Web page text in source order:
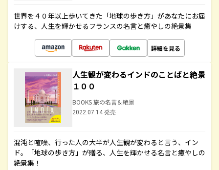
世界を４０年以上歩いてきた「地球の歩き方」があなたにお届
けする、人生を輝かせるフランスの名言と癒やしの絶景集
詳細を見る
人生観が変わるインドのことばと絶景
１００
BOOKS 旅の名言＆絶景
2022.07.14 発売
混沌と喧噪、行った人の大半が人生観が変わると言う、イン
ド。「地球の歩き方」が贈る、人生を輝かせる名言と癒やしの
絶景集！